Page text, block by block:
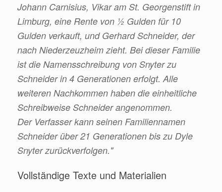
Johann Carnisius, Vikar am St. Georgenstift in
Limburg, eine Rente von ½ Gulden für 10
Gulden verkauft, und Gerhard Schneider, der
nach Niederzeuzheim zieht. Bei dieser Familie
ist die Namensschreibung von Snyter zu
Schneider in 4 Generationen erfolgt. Alle
weiteren Nachkommen haben die einheitliche
Schreibweise Schneider angenommen.
Der Verfasser kann seinen Familiennamen
Schneider über 21 Generationen bis zu Dyle
Snyter zurückverfolgen."
Vollständige Texte und Materialien